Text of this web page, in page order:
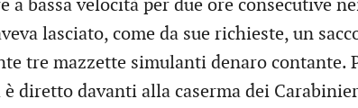
a bassa velocità per due ore consecutive
lasciato, come da sue richieste, un
tre mazzette simulanti denaro contante.
diretto davanti alla caserma dei